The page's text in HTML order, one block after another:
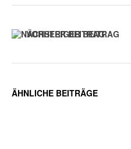
VORHERIGER BEITRAG
ÄHNLICHE BEITRÄGE